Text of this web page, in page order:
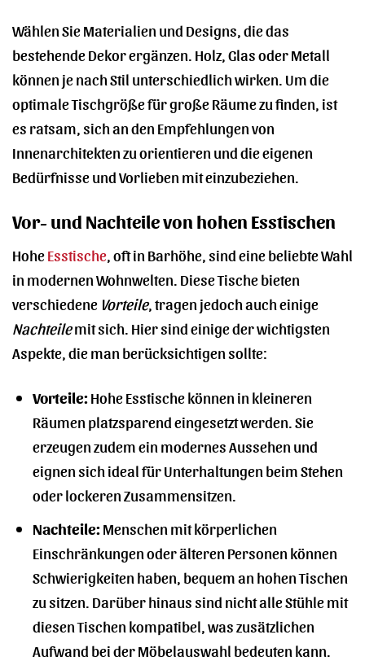
Wählen Sie Materialien und Designs, die das
bestehende Dekor ergänzen. Holz, Glas oder Metall
können je nach Stil unterschiedlich wirken. Um die
optimale Tischgröße für große Räume zu finden, ist
es ratsam, sich an den Empfehlungen von
Innenarchitekten zu orientieren und die eigenen
Bedürfnisse und Vorlieben mit einzubeziehen.
Vor- und Nachteile von hohen Esstischen
HoheEsstische , oft in Barhöhe, sind eine beliebte Wahl
in modernen Wohnwelten. Diese Tische bieten
verschiedene Vorteile, tragen jedoch auch einige
Nachteilemit sich. Hier sind einige der wichtigsten
Aspekte, die man berücksichtigen sollte:
Vorteile:Hohe Esstische können in kleineren
Räumen platzsparend eingesetzt werden. Sie
erzeugen zudem ein modernes Aussehen und
eignen sich ideal für Unterhaltungen beim Stehen
oder lockeren Zusammensitzen.
Nachteile:Menschen mit körperlichen
Einschränkungen oder älteren Personen können
Schwierigkeiten haben, bequem an hohen Tischen
zu sitzen. Darüber hinaus sind nicht alle Stühle mit
diesen Tischen kompatibel, was zusätzlichen
Aufwand bei der Möbelauswahl bedeuten kann.